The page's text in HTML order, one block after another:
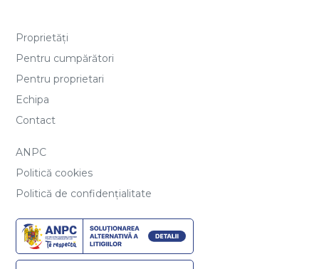
Proprietăți
Pentru cumpărători
Pentru proprietari
Echipa
Contact
ANPC
Politică cookies
Politică de confidențialitate